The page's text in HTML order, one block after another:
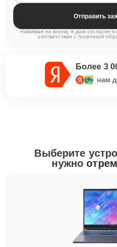
Нажимая на кнопку, я даю согласие
соответствии с политикой
Более 3
нам
Выберите
нужно